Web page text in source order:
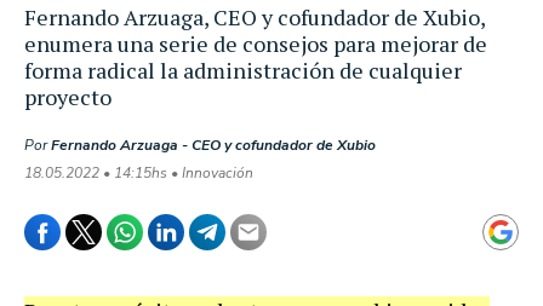
Fernando Arzuaga, CEO y cofundador de Xubio,
enumera una serie de consejos para mejorar de
forma radical la administración de cualquier
proyecto
PorFernando Arzuaga - CEO y cofundador de Xubio
18.05.2022 • 14:15hs • Innovación